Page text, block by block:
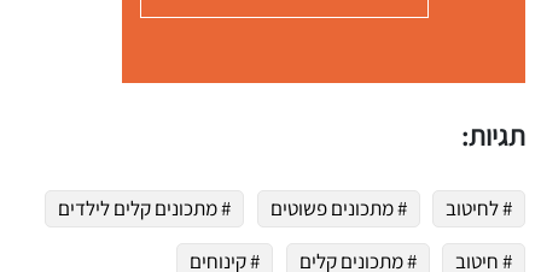
תגיות:
# לחיטוב # מתכונים פשוטים
# מתכונים קלים לילדים
# חיטוב
# מתכונים קלים
# קינוחים